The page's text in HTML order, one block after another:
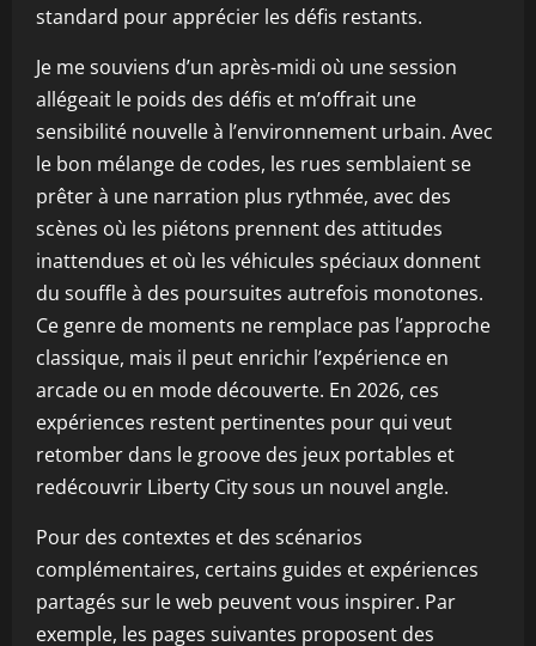
standard pour apprécier les défis restants.
Je me souviens d’un après-midi où une session
allégeait le poids des défis et m’offrait une
sensibilité nouvelle à l’environnement urbain. Avec
le bon mélange de codes, les rues semblaient se
prêter à une narration plus rythmée, avec des
scènes où les piétons prennent des attitudes
inattendues et où les véhicules spéciaux donnent
du souffle à des poursuites autrefois monotones.
Ce genre de moments ne remplace pas l’approche
classique, mais il peut enrichir l’expérience en
arcade ou en mode découverte. En 2026, ces
expériences restent pertinentes pour qui veut
retomber dans le groove des jeux portables et
redécouvrir Liberty City sous un nouvel angle.
Pour des contextes et des scénarios
complémentaires, certains guides et expériences
partagés sur le web peuvent vous inspirer. Par
exemple, les pages suivantes proposent des